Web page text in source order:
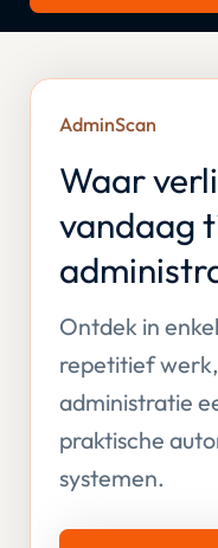
AdminScan
Waar
vandaag
Ontdek in
repetitief
administratie
praktische
systemen.